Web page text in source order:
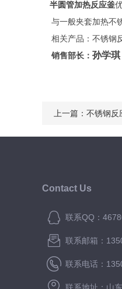
半圆管加热反应釜
与一般夹套加热不
相关产品：不锈钢
销售部长： 孙学琪
上一篇： 不锈钢反
Contact Us
联系QQ：
联系邮箱：
联系电话：